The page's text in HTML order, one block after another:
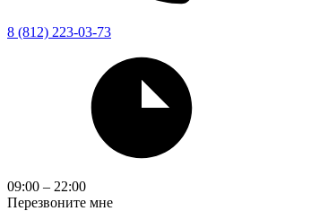
8 (812) 223-03-73
09:00 – 22:00
Перезвоните мне